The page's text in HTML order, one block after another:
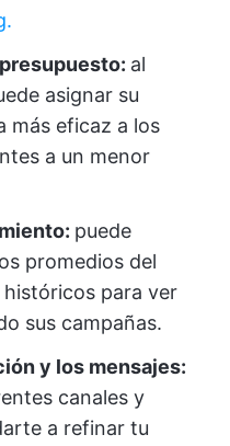
al
asignar su
más eficaz a los
a un menor
puede
promedios del
para ver
sus campañas.
y los mensajes:
canales y
a refinar tu